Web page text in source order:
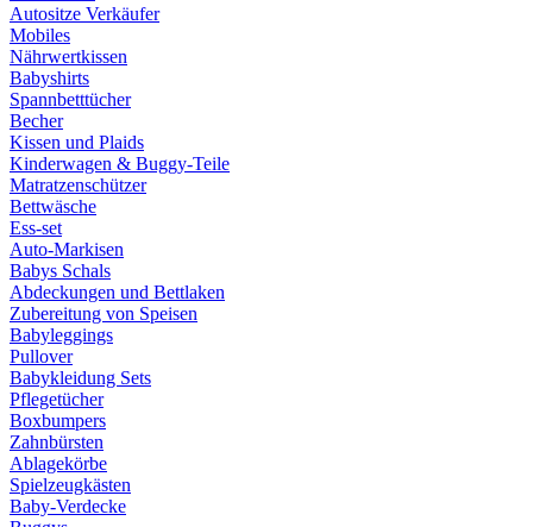
Autositze Verkäufer
Mobiles
Nährwertkissen
Babyshirts
Spannbetttücher
Becher
Kissen und Plaids
Kinderwagen & Buggy-Teile
Matratzenschützer
Bettwäsche
Ess-set
Auto-Markisen
Babys Schals
Abdeckungen und Bettlaken
Zubereitung von Speisen
Babyleggings
Pullover
Babykleidung Sets
Pflegetücher
Boxbumpers
Zahnbürsten
Ablagekörbe
Spielzeugkästen
Baby-Verdecke